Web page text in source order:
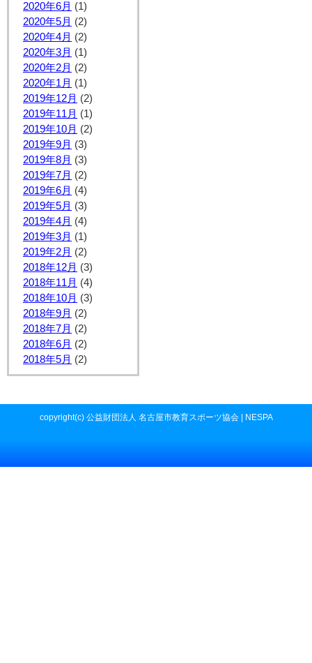
2020年6月 (1)
2020年5月 (2)
2020年4月 (2)
2020年3月 (1)
2020年2月 (2)
2020年1月 (1)
2019年12月 (2)
2019年11月 (1)
2019年10月 (2)
2019年9月 (3)
2019年8月 (3)
2019年7月 (2)
2019年6月 (4)
2019年5月 (3)
2019年4月 (4)
2019年3月 (1)
2019年2月 (2)
2018年12月 (3)
2018年11月 (4)
2018年10月 (3)
2018年9月 (2)
2018年7月 (2)
2018年6月 (2)
2018年5月 (2)
copyright(c) 公益財団法人 名古屋市教育スポーツ協会 | NESPA